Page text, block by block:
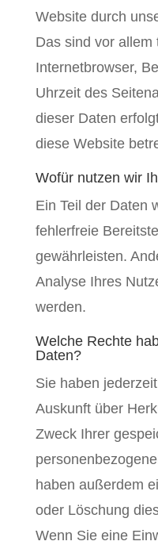
Website durch
Das sind vor allem
Internetbrowser,
Uhrzeit des
dieser Daten
diese Website
Wofür nutzen wir
Ein Teil der Daten
fehlerfreie
gewährleisten.
Analyse Ihres
werden.
Welche Rechte
Daten?
Sie haben
Auskunft über
Zweck Ihrer
haben außerdem
oder Löschung
Wenn Sie eine